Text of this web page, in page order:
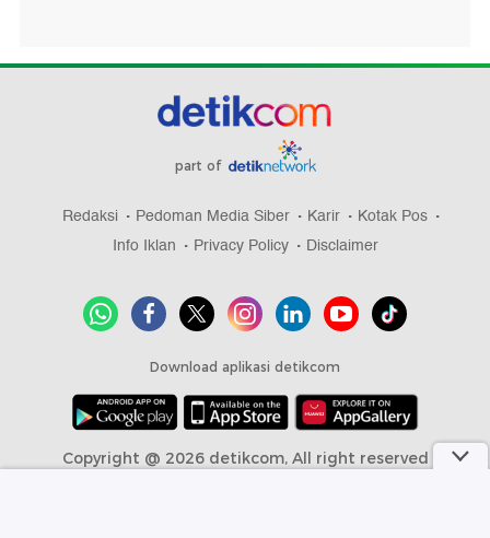
part of
Redaksi Pedoman Media Siber Karir
Kotak Pos
Info Iklan
Privacy Policy Disclaimer
Download aplikasi detikcom
Copyright @ 2026 detikcom, All right reserved